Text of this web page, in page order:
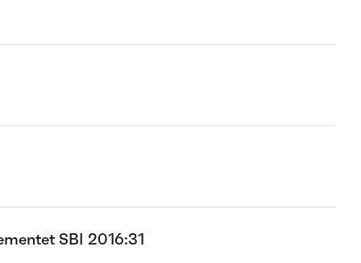
SBI 2016:31